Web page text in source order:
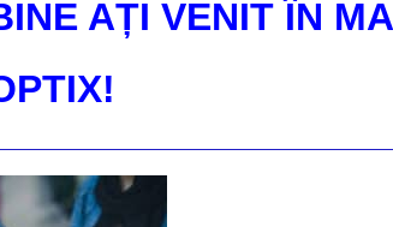
AȚI VENIT ÎN